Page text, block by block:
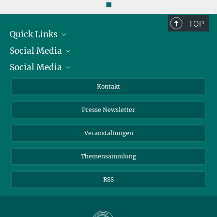
◼
TOP
Quick Links
Präsident
Zahlen und Fakten
Meldestelle Fehlverhalten
Social Media
Bluesky
Social Media
YouTube
Kontakt
Presse Newsletter
Veranstaltungen
Themensammlung
RSS